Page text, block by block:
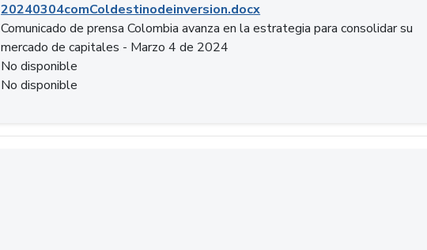
20240304comColdestinodeinversion.docx
Comunicado de prensa Colombia avanza en la estrategia para consolidar su
mercado de capitales - Marzo 4 de 2024
No disponible
No disponible